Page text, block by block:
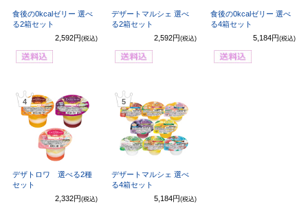
食後の0kcalゼリー 選べ
る2箱セット
2,592円 (税込)
デザートマルシェ 選べ
る2箱セット
2,592円 (税込)
食後の0kcalゼリー 選べ
る4箱セット
5,184円(税込)
4
デザトロワ 選べる2種
セット
2,332円 (税込)
5
デザートマルシェ 選べ
る4箱セット
5,184円 (税込)